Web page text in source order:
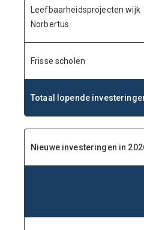
Leefbaarheidsprojecten wijk
Norbertus
Frisse scholen
Totaal lopende
Nieuwe investeringen in